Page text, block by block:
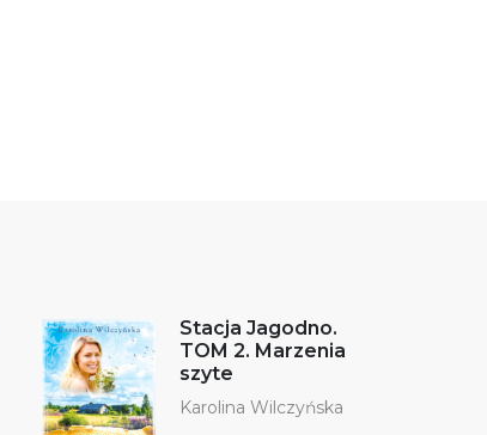
Stacja Jagodno.
TOM 2. Marzenia
szyte
Karolina Wilczyńska